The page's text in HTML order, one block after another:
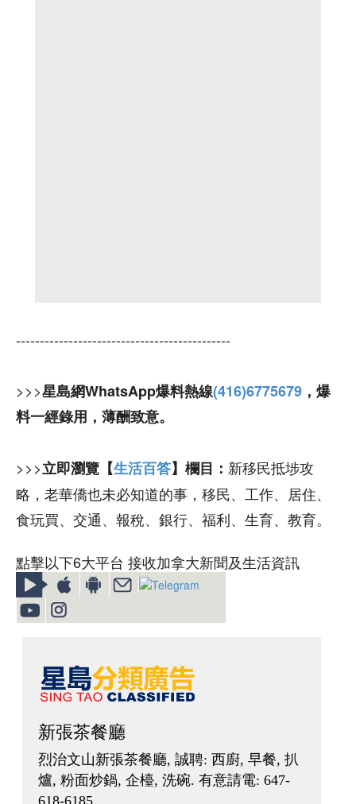
---------------------------------------------
>>>星島網WhatsApp爆料熱線(416)6775679 ，爆
料一經錄用，薄酬致意。
>>>立即瀏覽【生活百答】欄目： 新移民抵埗攻
略，老華僑也未必知道的事，移民、工作、居住、
食玩買、交通、報稅、銀行、福利、生育、教育。
點擊以下6大平台 接收加拿大新聞及生活資訊